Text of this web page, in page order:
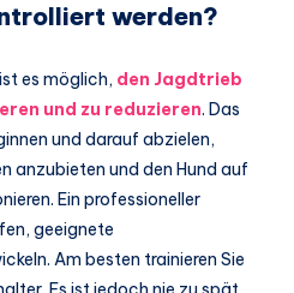
werden?
es möglich, den Jagdtrieb
und zu reduzieren. Das
und darauf abzielen,
anzubieten und den Hund auf
Ein professioneller
geeignete
Am besten trainieren Sie